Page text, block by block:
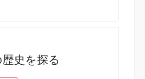
史を探る